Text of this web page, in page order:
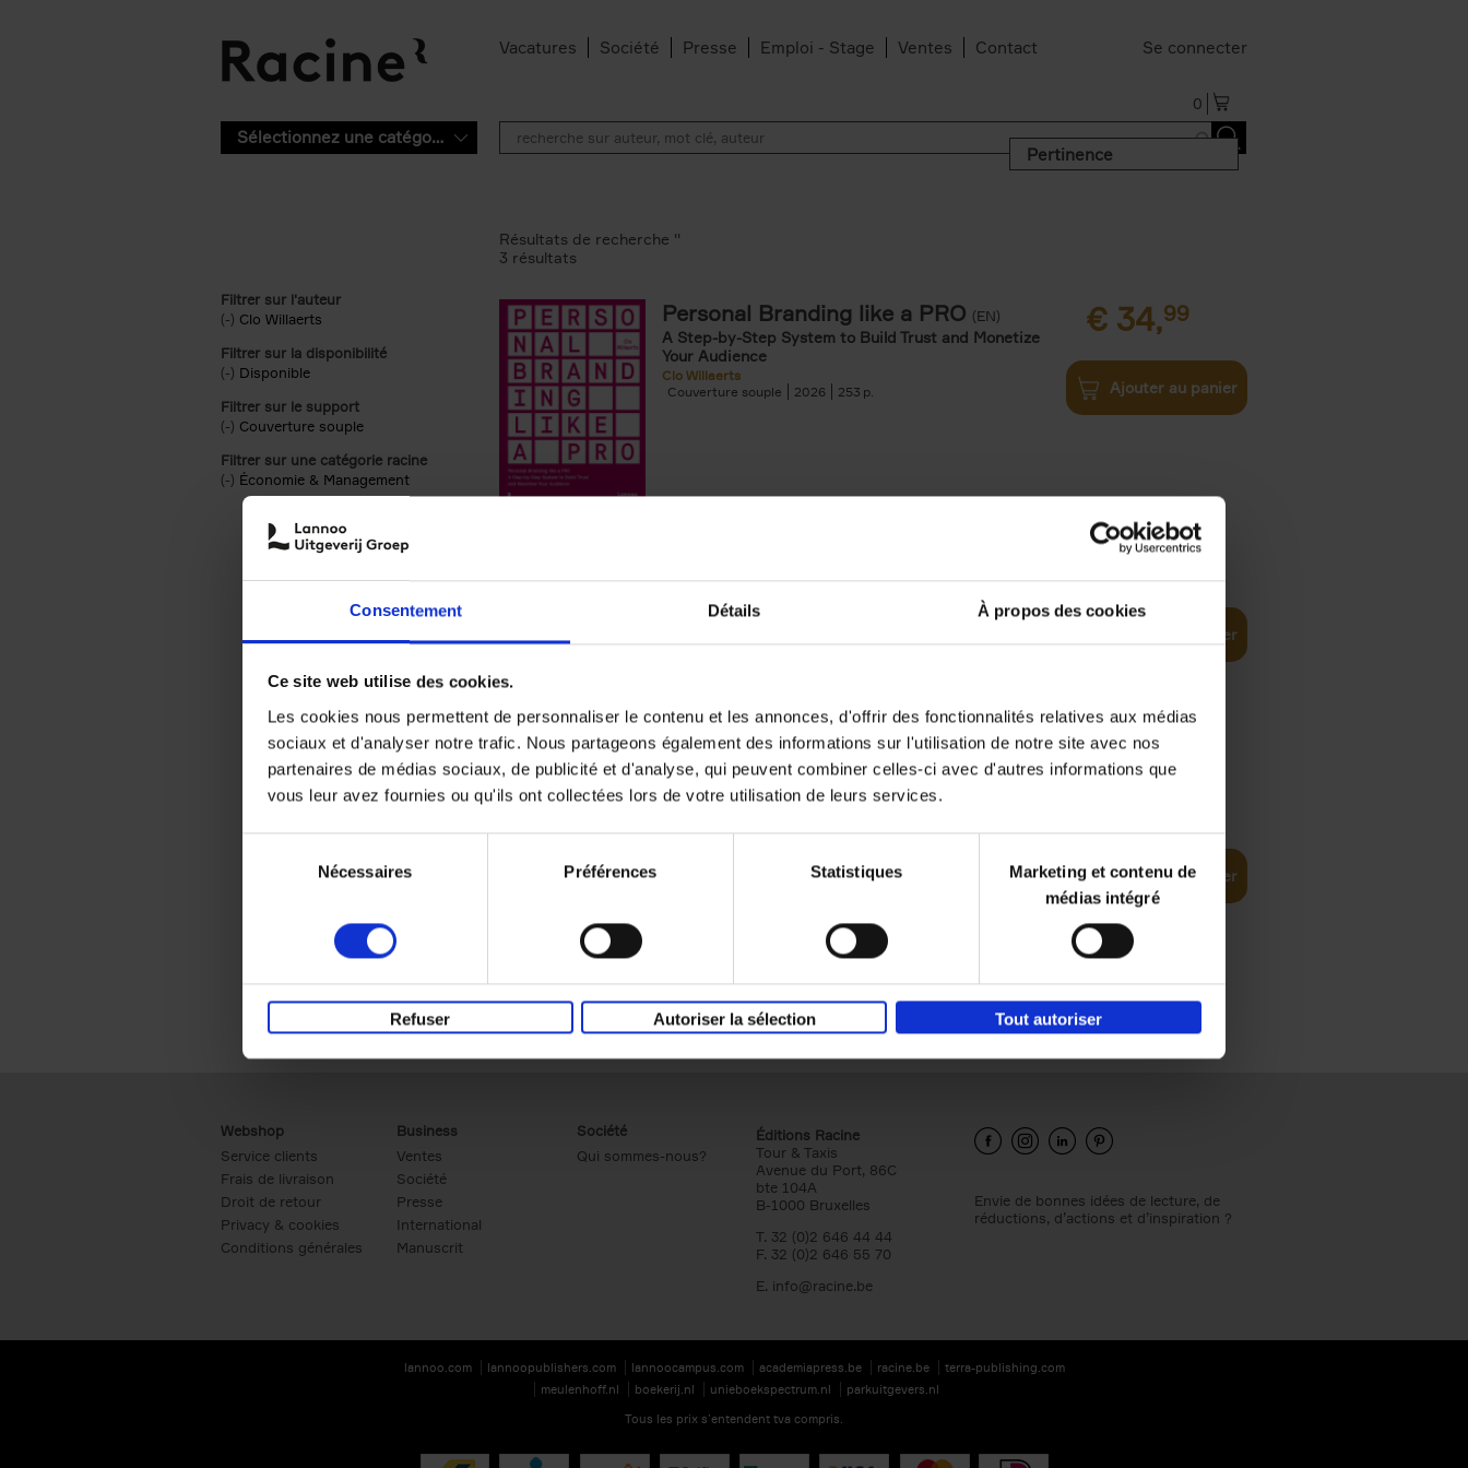
Consentement Détails À propos des cookies
Ce site web utilise des cookies.
Les cookies nous permettent de personnaliser le contenu et les annonces, d'offrir des fonctionnalités relatives aux médias
sociaux et d'analyser notre trafic. Nous partageons également des informations sur l'utilisation de notre site avec nos
partenaires de médias sociaux, de publicité et d'analyse, qui peuvent combiner celles-ci avec d'autres informations que
vous leur avez fournies ou qu'ils ont collectées lors de votre utilisation de leurs services.
Nécessaires Préférences Statistiques
Marketing et contenu de
médias intégré
Refuser Autoriser la sélection Tout autoriser
Vacatures Société Presse Emploi - Stage Ventes Contact Se connecter
0
Sélectionnez une catégorie
Pertinence
Filtrer sur l'auteur
(-) Remove Clo Willaerts filter
Clo Willaerts
Filtrer sur la disponibilité
(-) Remove Disponible filter
Disponible
Filtrer sur le support
(-) Remove Couverture souple filter
Couverture souple
Filtrer sur une catégorie racine
(-) Remove Économie & Management filter
Économie & Management
Résultats de recherche ''
3 résultats
Personal Branding like a PRO (EN)
A Step-by-Step System to Build Trust and Monetize
Your Audience
Clo Willaerts
Couverture souple
2026 253
€ 34,99
Ajouter au panier
completely revised edition
Prepare. Run. Optimize.
Couverture souple
2022 226
35,50
Ajouter au panier
Content Marketing like a PRO
2023 352 Ajouter au panier
Webshop
Service clients
Frais de livraison
Droit de retour
Privacy & cookies
Conditions générales
Business
Ventes
Société
Presse
International
Manuscrit
Société
Qui sommes-nous?
Éditions Racine
Tour & Taxis
Avenue du Port, 86C
bte 104A
B-1000 Bruxelles
T. 32 (0)2 646 44 44
F. 32 (0)2 646 55 70
E. info@racine.be
Envie de bonnes idées de lecture, de
réductions, d’actions et d’inspiration ?
lannoo.com lannoopublishers.com lannoocampus.com academiapress.be racine.be
terra-publishing.com
meulenhoff.nl
boekerij.nl unieboekspectrum.nl
parkuitgevers.nl
Tous les prix s’entendent tva compris.